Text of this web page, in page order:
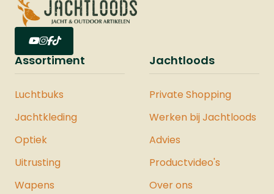
Assortiment
Luchtbuks
Jachtkleding
Optiek
Uitrusting
Wapens
Jachtloods
Private Shopping
Werken bij Jachtloods
Advies
Productvideo's
Over ons